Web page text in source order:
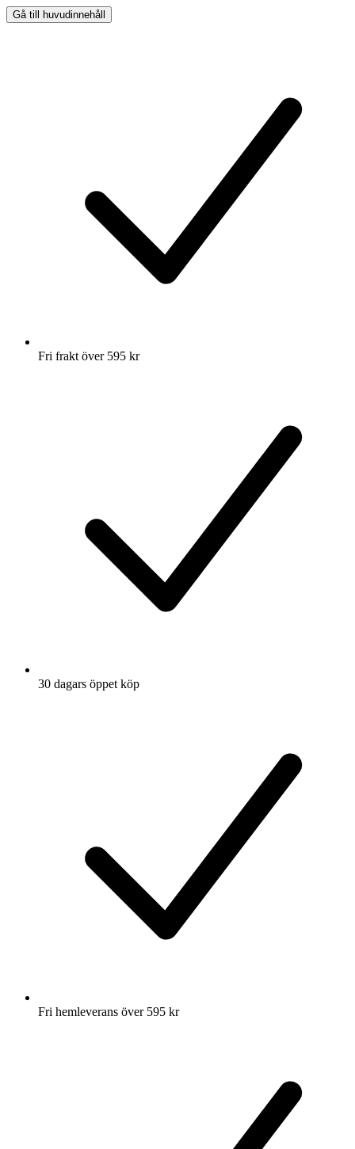
Gå till huvudinnehåll
Fri frakt över 595 kr
30 dagars öppet köp
Fri hemleverans över 595 kr